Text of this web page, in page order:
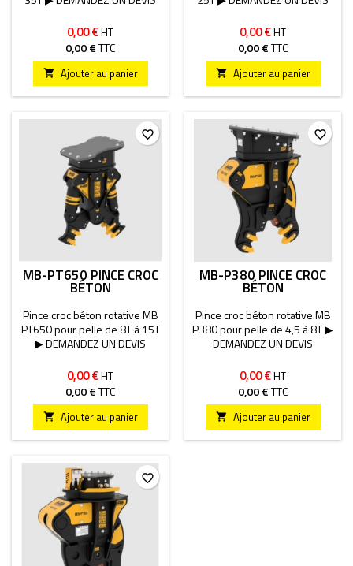
0,00 €HT
0,00 €TTC
 Ajouter au panier
0,00 €HT
0,00 €TTC
 Ajouter au panier
MB-PT650 PINCE CROC
BÉTON
Pince croc béton rotative MB
PT650 pour pelle de 8T à 15T
▶ DEMANDEZ UN DEVIS
0,00 €HT
0,00 €TTC
 Ajouter au panier
favorite_border
MB-P380 PINCE CROC
BÉTON
Pince croc béton rotative MB
P380 pour pelle de 4,5 à 8T ▶
DEMANDEZ UN DEVIS
0,00 €HT
0,00 €TTC
 Ajouter au panier
favorite_border
favorite_border